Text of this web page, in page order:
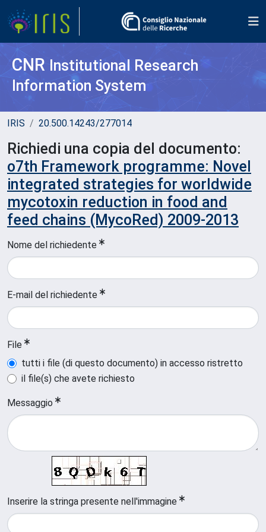
CNR Institutional Research
Information System
IRIS 20.500.14243/277014
Richiedi una copia del documento:
o7th Framework programme: Novel
integrated strategies for worldwide
mycotoxin reduction in food and
feed chains (MycoRed) 2009-2013
Nome del richiedente
E-mail del richiedente
File
tutti i file (di questo documento) in accesso ristretto
il file(s) che avete richiesto
Messaggio
Inserire la stringa presente nell'immagine